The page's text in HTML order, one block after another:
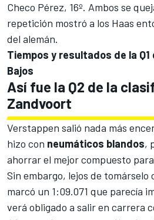
Checo Pérez, 16º. Ambos se
repetición mostró a los Haas
del alemán.
Tiempos y resultados de la Q1
Bajos
Así fue la Q2 de la
Zandvoort
Verstappen salió nada más
hizo con neumáticos blandos,
ahorrar el mejor compuesto
Sin embargo, lejos de tomárselo
marcó un 1:09.071 que parecía
verá obligado a salir en carrera